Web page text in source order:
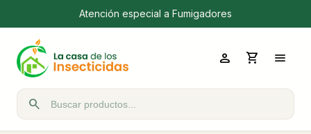
Atención especial a Fumigadores
person shopping_cart menu
Buscar productos
search